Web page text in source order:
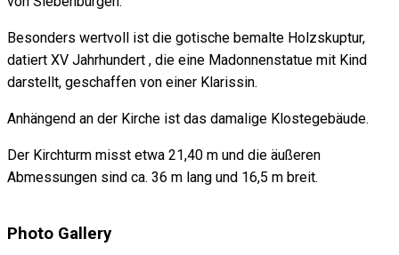
Besonders wertvoll ist die gotische bemalte Holzskuptur,
datiert XV Jahrhundert , die eine Madonnenstatue mit Kind
darstellt, geschaffen von einer Klarissin.
Anhängend an der Kirche ist das damalige Klostegebäude.
Der Kirchturm misst etwa 21,40 m und die äußeren
Abmessungen sind ca. 36 m lang und 16,5 m breit.
Photo Gallery